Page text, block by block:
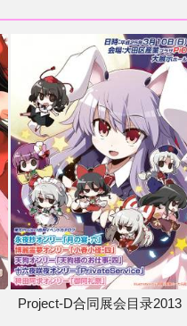
Project-D合同展会目录2013